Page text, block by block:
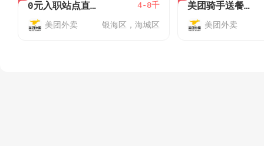
0元入职站点直招包车送装备奖600 4-8千
美团外卖 银海区，海城区
美团骑手送餐工作又可兜风又可挣钱
美团外卖